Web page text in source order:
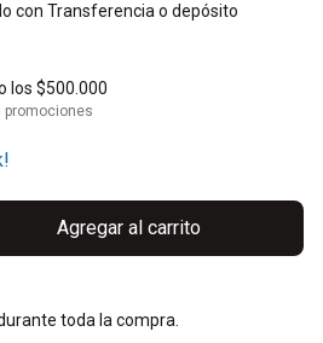
con Transferencia o depósito
los $500.000
promociones
toda la compra.